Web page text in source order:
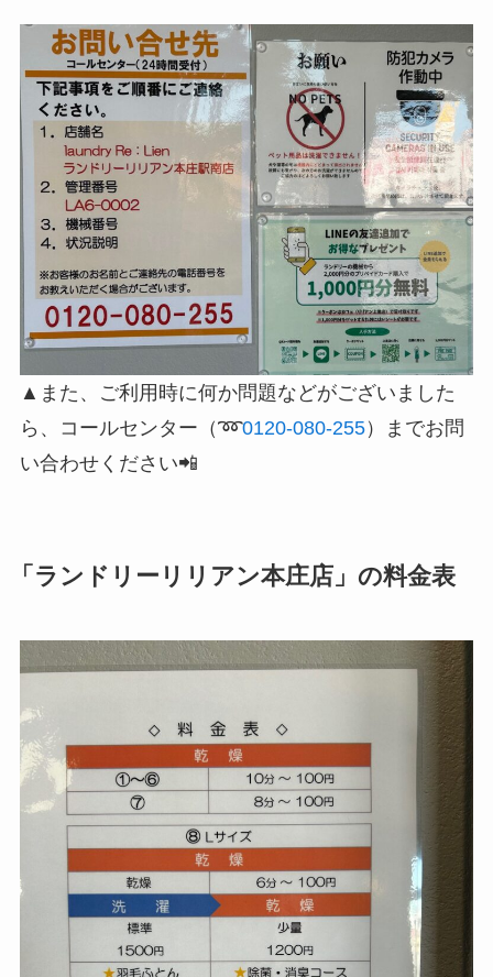
▲また、ご利用時に何か問題などがございました
ら、コールセンター（➿0120-080-255）までお問
い合わせください📲
「ランドリーリリアン本庄店」の料金表